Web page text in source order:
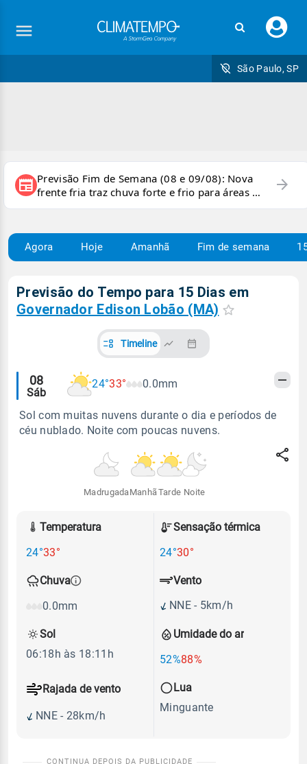
seu
São Paulo, SP
newspaper Previsão Fim de Semana (08 e 09/08): Nova
frente fria traz chuva forte e frio para áreas do
país
arrow_forward
Agora Hoje Amanhã Fim de semana
Previsão do Tempo para 15 Dias em
Governador Edison Lobão (MA)
Timeline
Alertas
meteorológicos
08
Sáb
24°33° 0.0mm
Sol com muitas nuvens durante o dia e períodos de
céu nublado. Noite com poucas nuvens.
Madrugada Manhã Tarde Noite
Temperatura
24°33°
Sensação térmica
24°30°
Chuva
0.0mm
Umidade do ar
52%88%
Vento
NNE - 5km/h
Rajada de vento
NNE - 28km/h
Sol
06:18h às 18:11h
Lua
Minguante